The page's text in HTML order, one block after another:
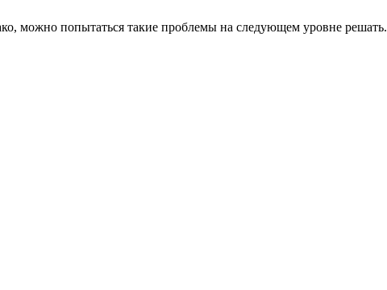
можно попытаться такие проблемы на следующем уровне решать.